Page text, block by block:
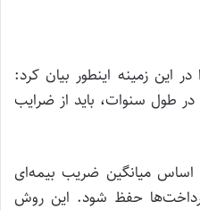
این زمینه اینطور بیان کرد:
طول سنوات، باید از ضرایب
اساس میانگین ضریب بیمه‌ای
حفظ شود. این روش